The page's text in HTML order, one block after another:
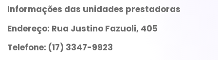
Informações das unidades prestadoras
Endereço: Rua Justino Fazuoli, 405
Telefone: (17) 3347-9923